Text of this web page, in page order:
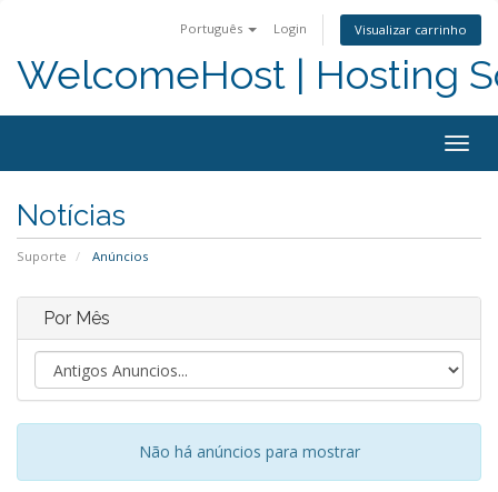
Português Login Visualizar carrinho
WelcomeHost | Hosting
Notícias
Suporte Anúncios
Por Mês
Não há anúncios para mostrar